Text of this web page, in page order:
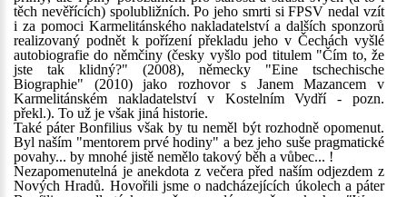
těch nevěřících) spolubližních. Po jeho smrti si FPSV nedal vzít
i za pomoci Karmelitánského nakladatelství a dalších sponzorů
realizovaný podnět k pořízení překladu jeho v Čechách vyšlé
autobiografie do němčiny (česky vyšlo pod titulem "Čím to, že
jste tak klidný?" (2008), německy "Eine tschechische
Biographie" (2010) jako rozhovor s Janem Mazancem v
Karmelitánském nakladatelství v Kostelním Vydří - pozn.
překl.). To už je však jiná historie.
Také páter Bonfilius však by tu neměl být rozhodně opomenut.
Byl naším "mentorem prvé hodiny" a bez jeho suše pragmatické
povahy... by mnohé jistě nemělo takový běh a vůbec... !
Nezapomenutelná je anekdota z večera před naším odjezdem z
Nových Hradů. Hovořili jsme o nadcházejících úkolech a páter